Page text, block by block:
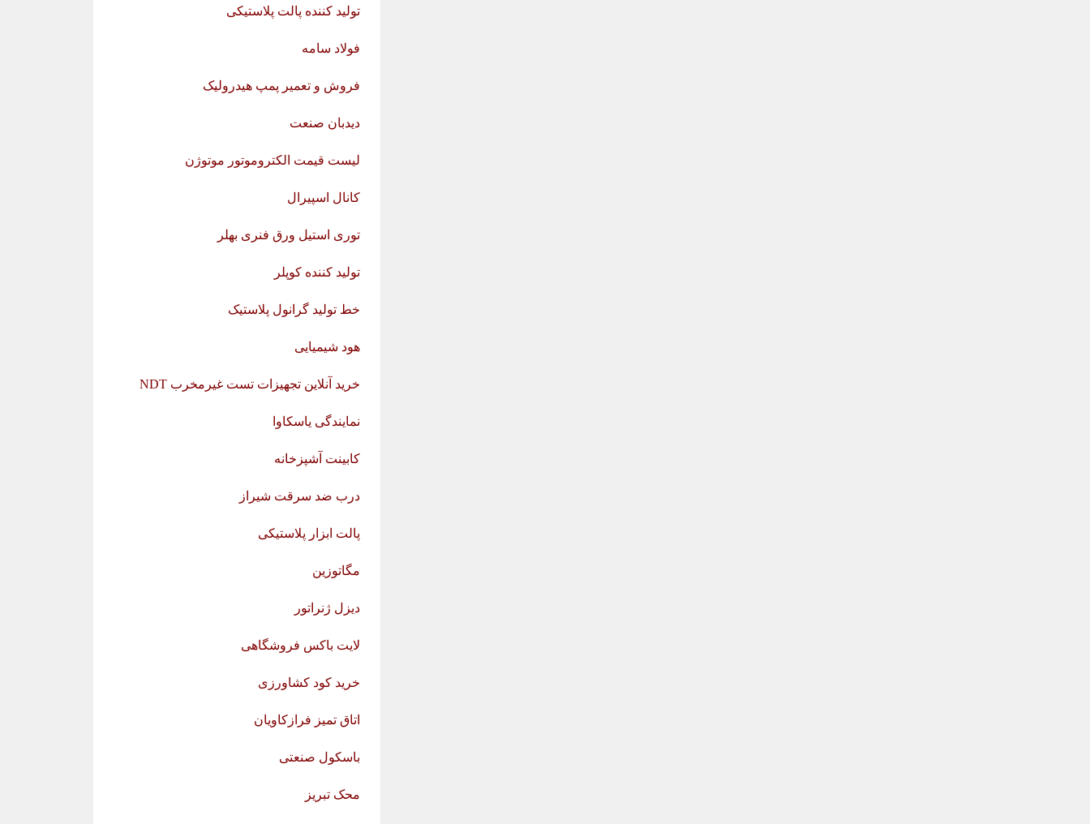
تولید کننده پالت پلاستیکی
فولاد سامه
فروش و تعمیر پمپ هیدرولیک
دیدبان صنعت
لیست قیمت الکتروموتور موتوژن
کانال اسپیرال
توری استیل ورق فنری بهلر
تولید کننده کوپلر
خط تولید گرانول پلاستیک
هود شیمیایی
خرید آنلاین تجهیزات تست غیرمخرب NDT
نمایندگی یاسکاوا
کابینت آشپزخانه
درب ضد سرقت شیراز
پالت ابزار پلاستیکی
مگاتوزین
دیزل ژنراتور
لایت باکس فروشگاهی
خرید کود کشاورزی
اتاق تمیز فرازکاویان
باسکول صنعتی
محک تبریز